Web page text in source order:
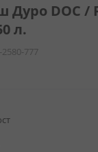
Дуро DOC /
л.
2580-777